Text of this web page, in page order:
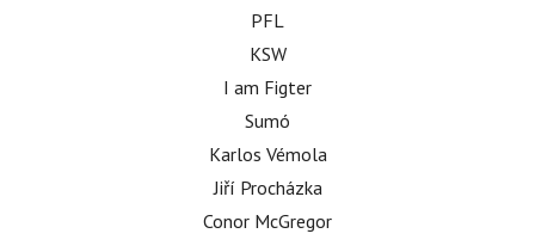
PFL
KSW
I am Figter
Sumó
Karlos Vémola
Jiří Procházka
Conor McGregor